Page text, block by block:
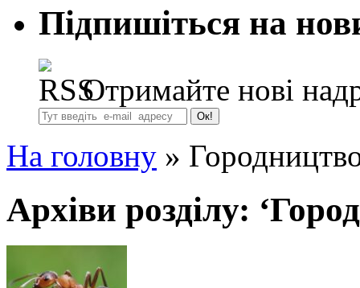
Підпишіться на
Отримайте нові
На головну »
Архіви розділу: